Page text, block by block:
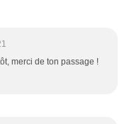
merci de ton passage !